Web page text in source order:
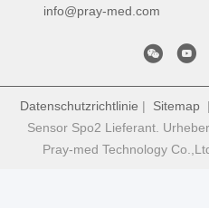
info@pray-med.com
Datenschutzrichtlinie | Sitemap|
Sensor Spo2 Lieferant.
Pray-med Technology